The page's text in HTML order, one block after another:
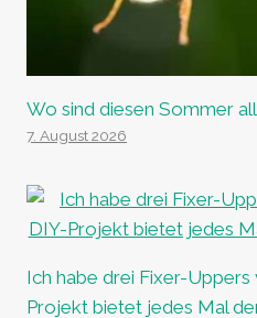
Wo sind diesen Sommer
7. August 2026
Ich habe drei Fixer-
Projekt bietet jedes Mal